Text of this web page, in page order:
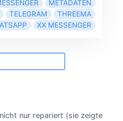
METADATEN
TELEGRAM
THREEMA
XX MESSENGER
nur repariert (sie zeigte